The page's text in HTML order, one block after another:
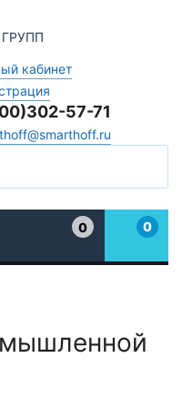
кабинет
57-71
0
0